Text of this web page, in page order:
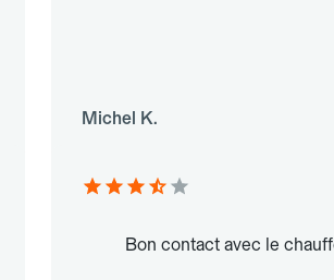
Michel K.
Bon contact avec le